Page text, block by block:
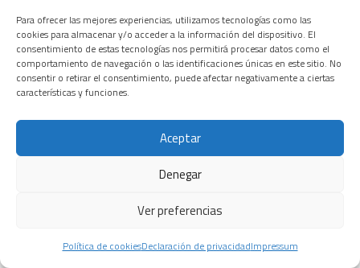
Para ofrecer las mejores experiencias, utilizamos tecnologías como las
cookies para almacenar y/o acceder a la información del dispositivo. El
consentimiento de estas tecnologías nos permitirá procesar datos como el
comportamiento de navegación o las identificaciones únicas en este sitio. No
consentir o retirar el consentimiento, puede afectar negativamente a ciertas
características y funciones.
Aceptar
Denegar
Ver preferencias
Política de cookiesDeclaración de privacidadImpressum
8 ABRIL, 2026
Leer más
radiología
basadas en
inteligencia
artificial que
optimizan los
manteniendo la
diagnóstica
Leer más